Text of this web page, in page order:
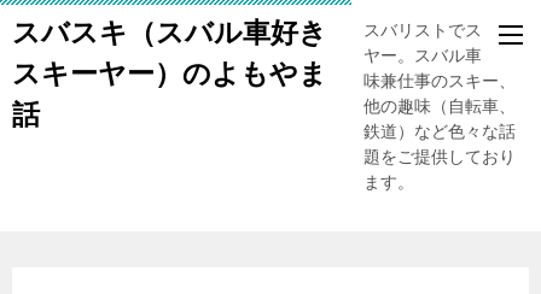
スバスキ（スバル車好き
スキーヤー）のよもやま
話
スバリストでスキー
ヤー。スバル車、趣
味兼仕事のスキー、
他の趣味（自転車、
鉄道）など色々な話
題をご提供しており
ます。